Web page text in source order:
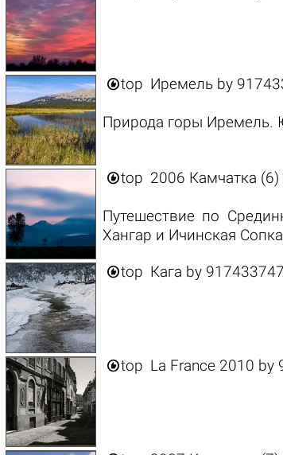
top Иремель by
Природа горы Иремель.
top 2006 Камчатка
Путешествие по
Хангар и Ичинская
top Кага by
top La France 2010 by